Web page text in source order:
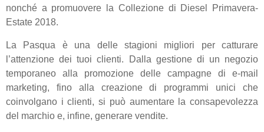
nonché a promuovere la Collezione di Diesel Primavera-
Estate 2018.
La Pasqua è una delle stagioni migliori per catturare
l’attenzione dei tuoi clienti. Dalla gestione di un negozio
temporaneo alla promozione delle campagne di e-mail
marketing, fino alla creazione di programmi unici che
coinvolgano i clienti, si può aumentare la consapevolezza
del marchio e, infine, generare vendite.